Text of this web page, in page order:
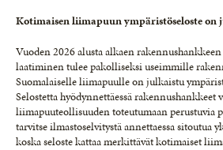
Kotimaisen liimapuun ympäristöseloste on
Vuoden 2026 alusta alkaen
laatiminen tulee pakolliseksi useimmille
Suomalaiselle liimapuulle on julkaistu
Selostetta hyödynnettäessä rakennushankkeet
liimapuuteollisuuden toteutumaan perustuvia
tarvitse ilmastoselvitystä annettaessa sitoutua
koska seloste kattaa merkittävät kotimaiset